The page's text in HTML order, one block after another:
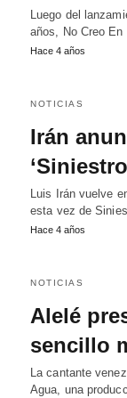
Luego del
años, No Creo
Hace 4 años
NOTICIAS
Irán
Luis Irán vuelve
esta vez de
Hace 4 años
NOTICIAS
Alelé
sencillo
La cantante
Agua, una